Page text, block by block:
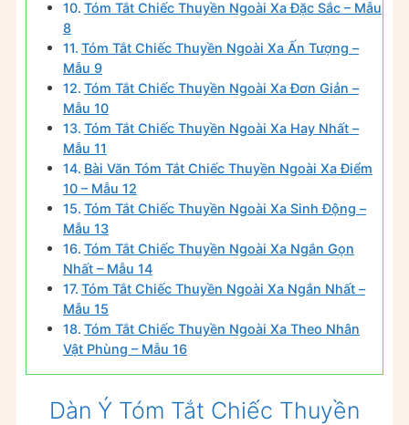
Tóm Tắt Chiếc Thuyền Ngoài Xa Đặc Sắc – Mẫu
8
Tóm Tắt Chiếc Thuyền Ngoài Xa Ấn Tượng –
Mẫu 9
Tóm Tắt Chiếc Thuyền Ngoài Xa Đơn Giản –
Mẫu 10
Tóm Tắt Chiếc Thuyền Ngoài Xa Hay Nhất –
Mẫu 11
Bài Văn Tóm Tắt Chiếc Thuyền Ngoài Xa Điểm
10 – Mẫu 12
Tóm Tắt Chiếc Thuyền Ngoài Xa Sinh Động –
Mẫu 13
Tóm Tắt Chiếc Thuyền Ngoài Xa Ngắn Gọn
Nhất – Mẫu 14
Tóm Tắt Chiếc Thuyền Ngoài Xa Ngắn Nhất –
Mẫu 15
Tóm Tắt Chiếc Thuyền Ngoài Xa Theo Nhân
Vật Phùng – Mẫu 16
Dàn Ý Tóm Tắt Chiếc Thuyền